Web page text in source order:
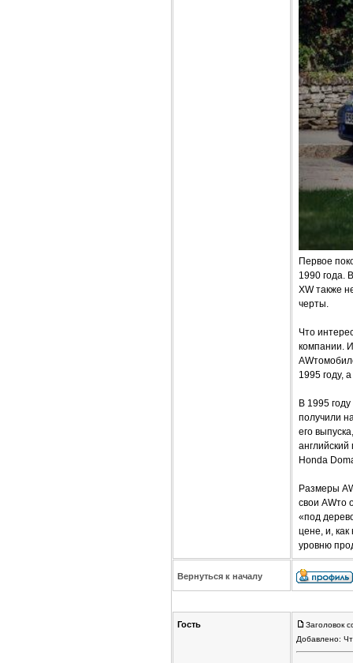
Первое
1990 года.
XW также
черты.
Что
компании.
1995 году,
В 1995
получили
его
Honda
Размеры
свои AWто
«под
цене, и,
уровню
Вернуться к началу
Гость
Заголовок
Добавлено: